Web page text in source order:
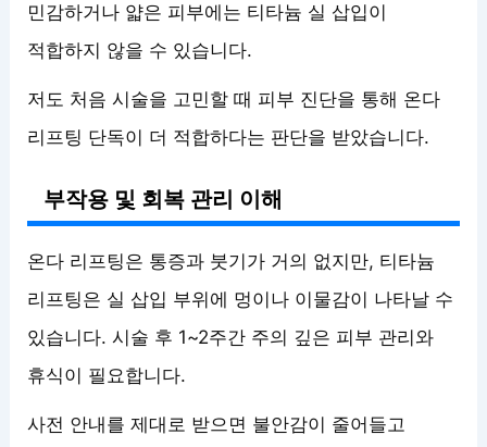
민감하거나 얇은 피부에는 티타늄 실 삽입이
적합하지 않을 수 있습니다.
저도 처음 시술을 고민할 때 피부 진단을 통해 온다
리프팅 단독이 더 적합하다는 판단을 받았습니다.
부작용 및 회복 관리 이해
온다 리프팅은 통증과 붓기가 거의 없지만, 티타늄
리프팅은 실 삽입 부위에 멍이나 이물감이 나타날 수
있습니다. 시술 후 1~2주간 주의 깊은 피부 관리와
휴식이 필요합니다.
사전 안내를 제대로 받으면 불안감이 줄어들고